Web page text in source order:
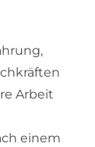
Arbeit
einem